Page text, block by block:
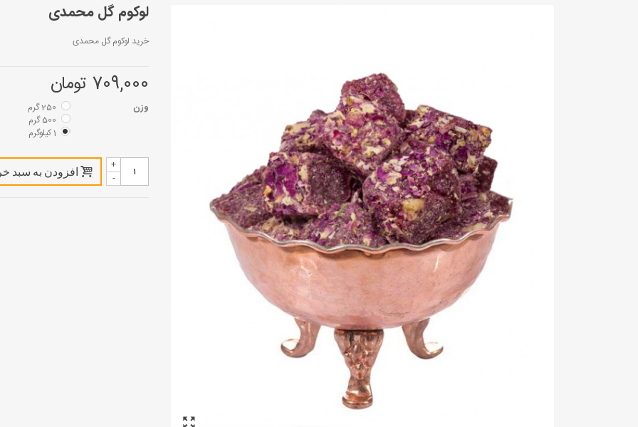
لوکوم گل محمدی
خرید لوکوم گل محمدی
709,000 تومان
وزن
250 گرم
500 گرم
1 کیلوگرم
-
+
افزودن به سبد